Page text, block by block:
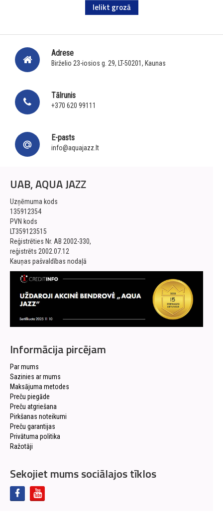
Ielikt grozā
Adrese
Birželio 23-iosios g. 29, LT-50201, Kaunas
Tālrunis
+370 620 99111
E-pasts
info@aquajazz.lt
UAB, AQUA JAZZ
Uzņēmuma kods
135912354
PVN kods
LT359123515
Reģistrēties Nr. AB 2002-330,
reģistrēts 2002.07.12
Kauņas pašvaldības nodaļā
Informācija pircējam
Par mums
Sazinies ar mums
Maksājuma metodes
Preču piegāde
Preču atgriešana
Pirkšanas noteikumi
Preču garantijas
Privātuma politika
Ražotāji
Sekojiet mums sociālajos tīklos